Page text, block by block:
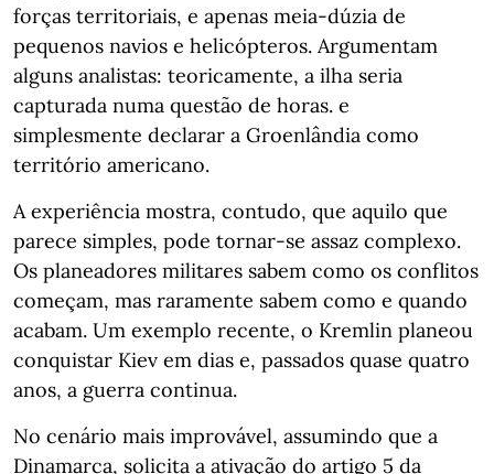
forças territoriais, e apenas meia-dúzia de
pequenos navios e helicópteros. Argumentam
alguns analistas: teoricamente, a ilha seria
capturada numa questão de horas. e
simplesmente declarar a Groenlândia como
território americano.
A experiência mostra, contudo, que aquilo que
parece simples, pode tornar-se assaz complexo.
Os planeadores militares sabem como os conflitos
começam, mas raramente sabem como e quando
acabam. Um exemplo recente, o Kremlin planeou
conquistar Kiev em dias e, passados quase quatro
anos, a guerra continua.
No cenário mais improvável, assumindo que a
Dinamarca, solicita a ativação do artigo 5 da